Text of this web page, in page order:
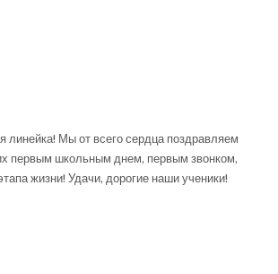
линейка! Мы от всего сердца поздравляем
первым школьным днем, первым звонком,
жизни! Удачи, дорогие наши ученики!